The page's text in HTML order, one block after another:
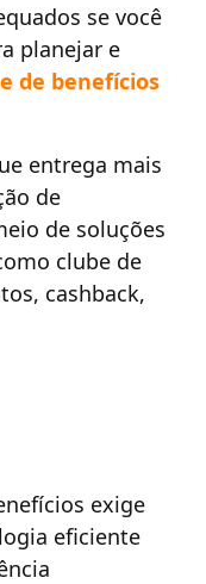
se você
planejar e
de benefícios
entrega mais
de
de soluções
clube de
cashback,
exige
eficiente